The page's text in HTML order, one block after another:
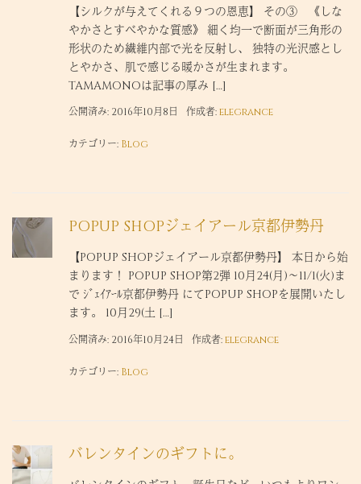
【シルクが与えてくれる９つの恩恵】 その③ 《しな
やかさとすべやかな質感》 細く均一で断面が三角形の
形状のため繊維内部で光を反射し、 独特の光沢感とし
とやかさ、肌で感じる暖かさが生まれます。
TAMAMONOは記事の厚み […]
公開済み: 2016年10月8日 作成者:elegrance
カテゴリー: Blog
POPUP SHOPジェイアール京都伊勢丹
【POPUP SHOPジェイアール京都伊勢丹】 本日から始
まります！ POPUP SHOP第2弾 10月24(月)～11/1(火)ま
で ｼﾞｪｲｱｰﾙ京都伊勢丹 にてPOPUP SHOPを展開いたし
ます。 10月29(土 […]
公開済み: 2016年10月24日 作成者:elegrance
カテゴリー: Blog
バレンタインのギフトに。